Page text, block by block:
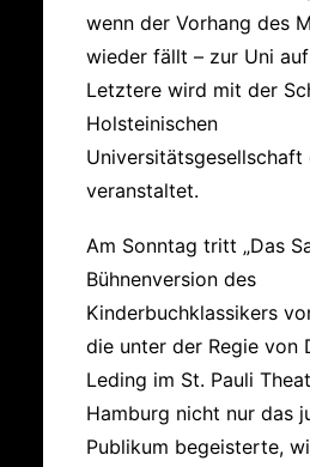
wenn der Vorhang des
wieder fällt – zur Uni
Letztere wird mit der
Holsteinischen
Universitätsgesellschaft
veranstaltet.
Am Sonntag tritt „Das
Bühnenversion des
Kinderbuchklassikers
die unter der Regie von
Leding im St. Pauli
Hamburg nicht nur das
Publikum begeisterte,